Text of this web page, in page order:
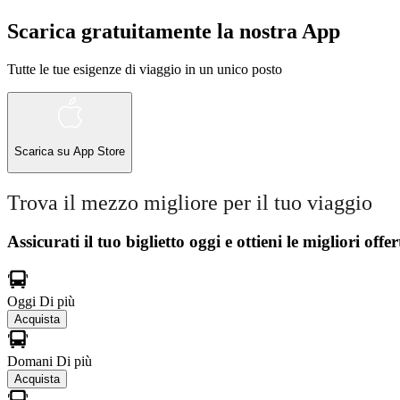
Scarica gratuitamente la nostra App
Tutte le tue esigenze di viaggio in un unico posto
Scarica su App Store
Trova il mezzo migliore per il tuo viaggio
Assicurati il ​​tuo biglietto oggi e ottieni le migliori
Oggi Di più
Acquista
Domani Di più
Acquista